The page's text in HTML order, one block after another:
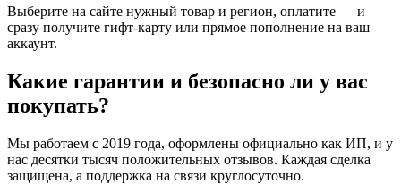
Выберите на сайте нужный товар и регион, оплатите — и
сразу получите гифт-карту или прямое пополнение на ваш
аккаунт.
Какие гарантии и безопасно ли у вас
покупать?
Мы работаем с 2019 года, оформлены официально как ИП, и у
нас десятки тысяч положительных отзывов. Каждая сделка
защищена, а поддержка на связи круглосуточно.